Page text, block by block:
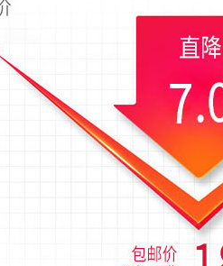
温馨玫瑰红婚庆竖版名片模板
流量(1982)